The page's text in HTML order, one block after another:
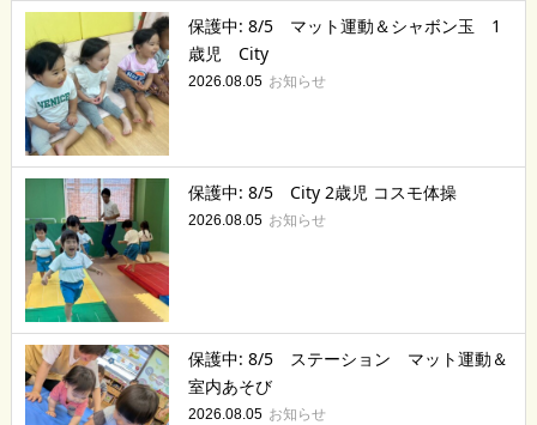
保護中: 8/5 マット運動＆シャボン玉 1
歳児 City
2026.08.05 お知らせ
保護中: 8/5 City 2歳児 コスモ体操
2026.08.05 お知らせ
保護中: 8/5 ステーション マット運動＆
室内あそび
2026.08.05 お知らせ